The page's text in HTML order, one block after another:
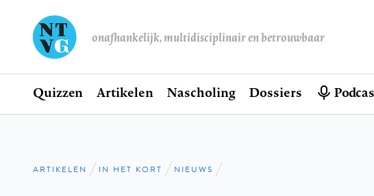
onafhankelijk, multidisciplinair en betrouwbaar
Hoofdnavigatie
Home
Quizzen Artikelen Nascholing Dossiers
Kruimelpad
ARTIKELEN IN HET KORT NIEUWS